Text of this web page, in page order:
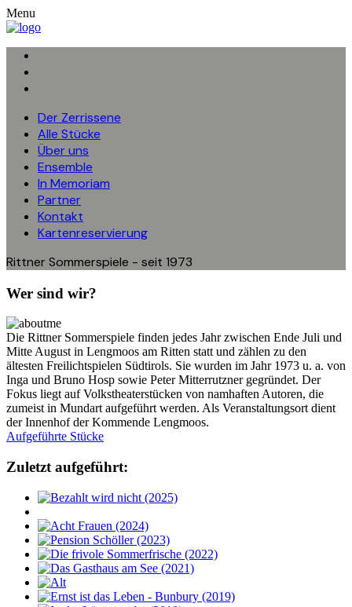
Menu
Der Zerrissene
Alle Stücke
Über uns
Ensemble
In Memoriam
Partner
Kontakt
Kartenreservierung
Rittner Sommerspiele - seit 1973
Wer sind wir?
Die Rittner Sommerspiele finden jedes Jahr zwischen Ende Juli und
Mitte August in Lengmoos am Ritten statt und zählen zu den
ältesten Freilichtspielen Südtirols. Sie wurden im Jahr 1973 u. a. von
Inga und Bruno Hosp sowie Peter Mitterrutzner gegründet. Der
Fokus liegt auf Volkstheaterstücken von namhaften Autoren, die
zumeist in Mundart aufgeführt werden. Als Veranstaltungsort dient
der Innenhof der Kommende Lengmoos.
Aufgeführte Stücke
Zuletzt aufgeführt: